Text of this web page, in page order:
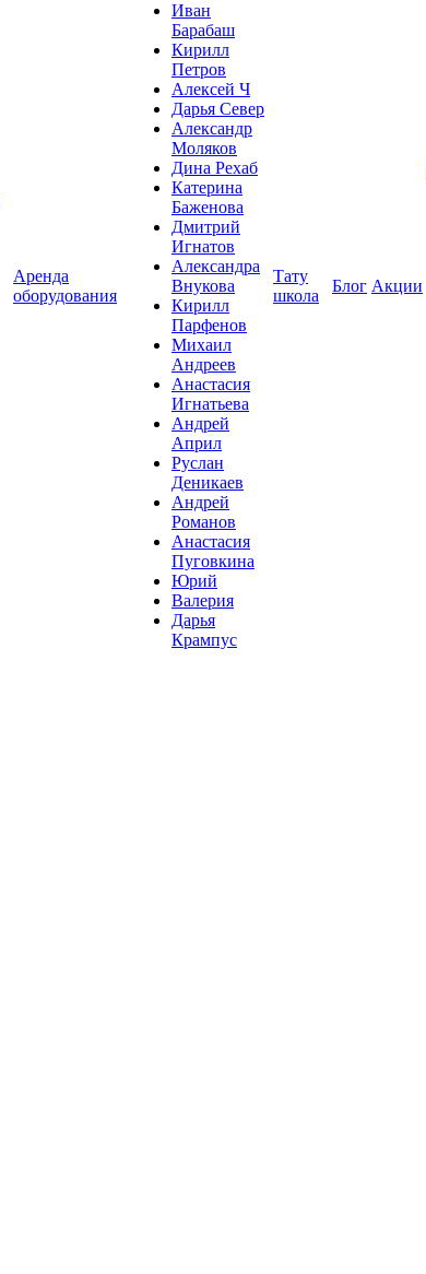
Аренда
оборудования
Иван
Барабаш
Кирилл
Петров
Алексей Ч
Дарья Север
Александр
Моляков
Дина Рехаб
Катерина
Баженова
Дмитрий
Игнатов
Александра
Внукова
Кирилл
Парфенов
Михаил
Андреев
Анастасия
Игнатьева
Андрей
Април
Руслан
Деникаев
Андрей
Романов
Анастасия
Пуговкина
Юрий
Валерия
Дарья
Крампус
Тату
школа
Блог Акции